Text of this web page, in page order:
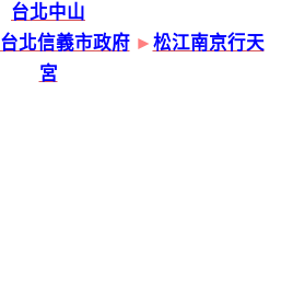
台北中山
台北信義市政府► 松江南京行天
宮